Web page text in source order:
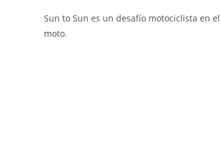
Sun to Sun es un desafío motociclista en
moto.